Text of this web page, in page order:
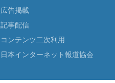
広告掲載
記事配信
コンテンツ二次利用
日本インターネット報道協会